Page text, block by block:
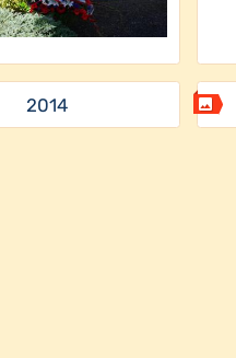
2014